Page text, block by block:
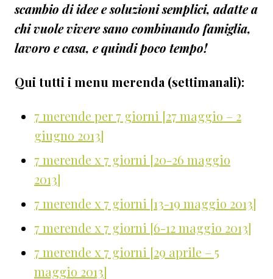
scambio di idee e soluzioni semplici, adatte a
chi vuole vivere sano combinando famiglia,
lavoro e casa, e quindi poco tempo!
Qui tutti i menu merenda (settimanali):
7 merende per 7 giorni [27 maggio – 2
giugno 2013]
7 merende x 7 giorni [20-26 maggio
2013]
7 merende x 7 giorni [13-19 maggio 2013]
7 merende x 7 giorni [6-12 maggio 2013]
7 merende x 7 giorni [29 aprile – 5
maggio 2013]